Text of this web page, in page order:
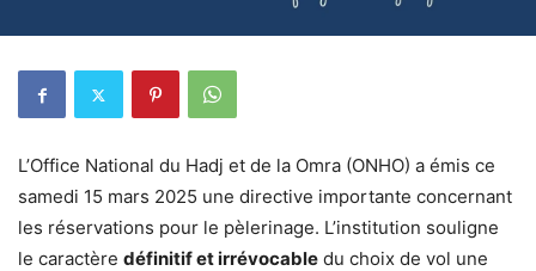
L’Office National du Hadj et de la Omra (ONHO) a émis ce
samedi 15 mars 2025 une directive importante concernant
les réservations pour le pèlerinage. L’institution souligne
le caractère définitif et irrévocable du choix de vol une